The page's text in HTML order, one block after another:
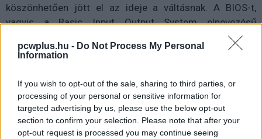
pcwplus.hu - Do Not Process My Personal
Information
If you wish to opt-out of the sale, sharing to third parties, or
processing of your personal or sensitive information for
targeted advertising by us, please use the below opt-out
section to confirm your selection. Please note that after your
opt-out request is processed you may continue seeing
köszönhetően jött el az ideje a váltásnak. A BIOS-t,
vagyis a Basic Input Output System elnevezésű
megoldást még a 70-es évek közepén vezették be, ám
az elkövetkezendő években nagyok sok változáson ment